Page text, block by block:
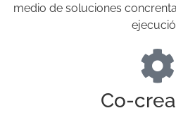
medio de soluciones
Co-